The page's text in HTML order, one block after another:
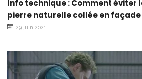
Info technique : Comment éviter
pierre naturelle collée en façade
29 juin 2021